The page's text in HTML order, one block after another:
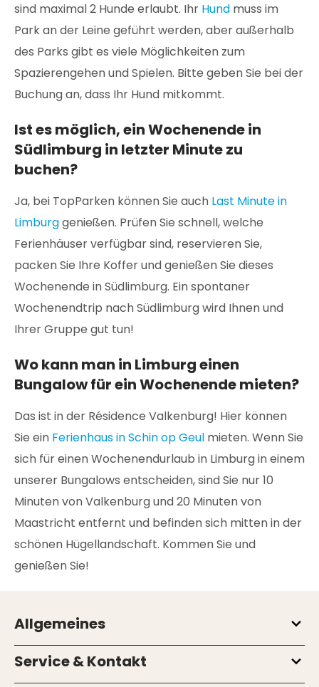
sind maximal 2 Hunde erlaubt. Ihr Hund muss im
Park an der Leine geführt werden, aber außerhalb
des Parks gibt es viele Möglichkeiten zum
Spazierengehen und Spielen. Bitte geben Sie bei der
Buchung an, dass Ihr Hund mitkommt.
Ist es möglich, ein Wochenende in
Südlimburg in letzter Minute zu
buchen?
Ja, bei TopParken können Sie auch Last Minute in
Limburggenießen. Prüfen Sie schnell, welche
Ferienhäuser verfügbar sind, reservieren Sie,
packen Sie Ihre Koffer und genießen Sie dieses
Wochenende in Südlimburg. Ein spontaner
Wochenendtrip nach Südlimburg wird Ihnen und
Ihrer Gruppe gut tun!
Wo kann man in Limburg einen
Bungalow für ein Wochenende mieten?
Das ist in der Résidence Valkenburg! Hier können
Sie ein Ferienhaus in Schin op Geul mieten. Wenn Sie
sich für einen Wochenendurlaub in Limburg in einem
unserer Bungalows entscheiden, sind Sie nur 10
Minuten von Valkenburg und 20 Minuten von
Maastricht entfernt und befinden sich mitten in der
schönen Hügellandschaft. Kommen Sie und
genießen Sie!
Allgemeines
Service & Kontakt